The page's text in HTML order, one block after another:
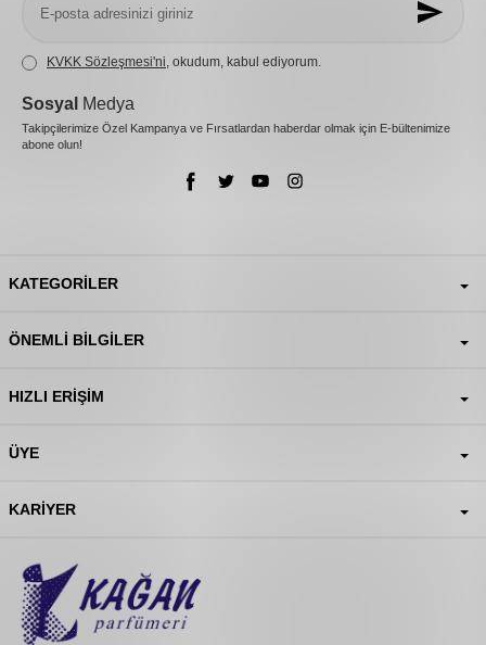
KVKK Sözleşmesi'ni , okudum, kabul ediyorum.
Sosyal Medya
Takipçilerimize Özel Kampanya ve Fırsatlardan haberdar olmak için E-bültenimize
abone olun!
KATEGORILER
ÖNEMLI BILGILER
HIZLI ERIŞIM
ÜYE
KARIYER